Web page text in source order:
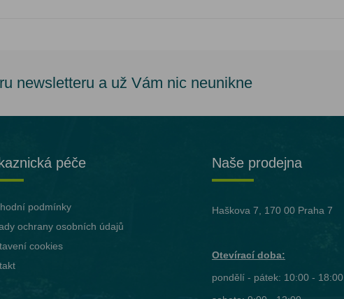
newsletteru a už Vám nic neunikne
péče
podmínky
ochrany osobních údajů
cookies
Naše prodejna
Haškova 7, 170 00 Praha 7
Otevírací doba:
pondělí - pátek: 10:00 - 18:00